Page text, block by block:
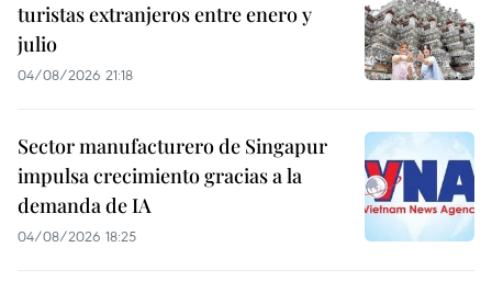
turistas extranjeros entre enero y
julio
04/08/2026 21:18
Sector manufacturero de Singapur
impulsa crecimiento gracias a la
demanda de IA
04/08/2026 18:25